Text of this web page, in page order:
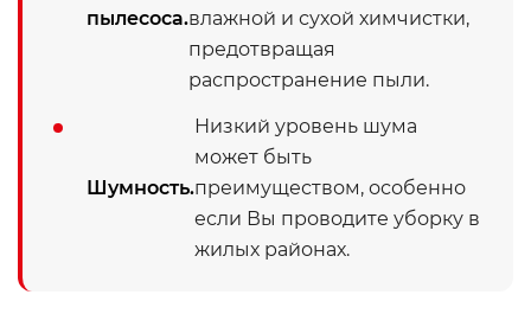
пылесоса.влажной и сухой химчистки,
предотвращая
распространение пыли.
Шумность.
Низкий уровень шума
может быть
преимуществом, особенно
если Вы проводите уборку в
жилых районах.